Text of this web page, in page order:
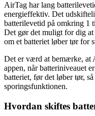
AirTag har lang
energieffektiv. Det
batterilevetid på omkring 1
Det gør det muligt for dig
om et batteriet løber tør for
Det er værd at bemærke, at
appen, når batteriniveauet
batteriet, før det løber tør,
sporingsfunktionen.
Hvordan skiftes